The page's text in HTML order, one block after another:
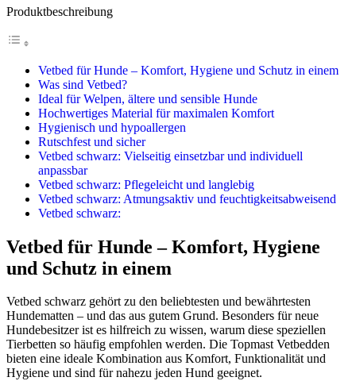
Produktbeschreibung
Vetbed für Hunde – Komfort, Hygiene und Schutz in einem
Was sind Vetbed?
Ideal für Welpen, ältere und sensible Hunde
Hochwertiges Material für maximalen Komfort
Hygienisch und hypoallergen
Rutschfest und sicher
Vetbed schwarz: Vielseitig einsetzbar und individuell
anpassbar
Vetbed schwarz: Pflegeleicht und langlebig
Vetbed schwarz: Atmungsaktiv und feuchtigkeitsabweisend
Vetbed schwarz:
Vetbed für Hunde – Komfort, Hygiene
und Schutz in einem
Vetbed schwarz gehört zu den beliebtesten und bewährtesten
Hundematten – und das aus gutem Grund. Besonders für neue
Hundebesitzer ist es hilfreich zu wissen, warum diese speziellen
Tierbetten so häufig empfohlen werden. Die Topmast Vetbedden
bieten eine ideale Kombination aus Komfort, Funktionalität und
Hygiene und sind für nahezu jeden Hund geeignet.